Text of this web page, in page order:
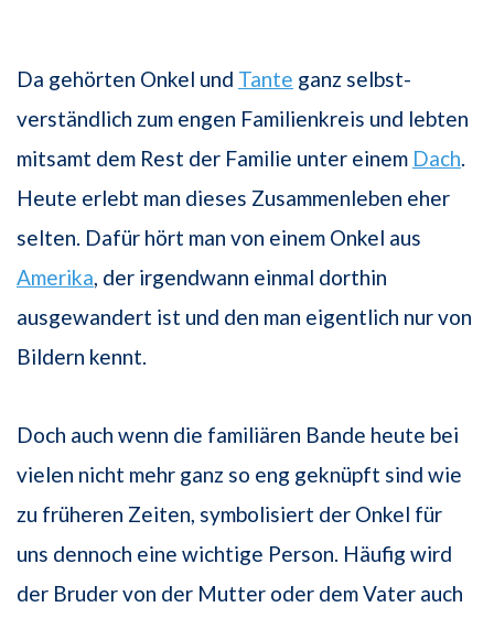
Da gehörten Onkel und Tante ganz selbst­
verständlich zum engen Familienkreis und lebten
mitsamt dem Rest der Familie unter einem Dach
Heute erlebt man dieses Zusammenleben eher
selten. Dafür hört man von einem Onkel aus
Amerika , der irgendwann einmal dorthin
ausgewandert ist und den man eigentlich nur von
Bildern kennt.
Doch auch wenn die familiären Bande heute bei
vielen nicht mehr ganz so eng ge­knüpft sind wie
zu früheren Zeiten, symbolisiert der Onkel für
uns dennoch eine wichtige Person. Häufig wird
der Bruder von der Mutter oder dem Vater auch